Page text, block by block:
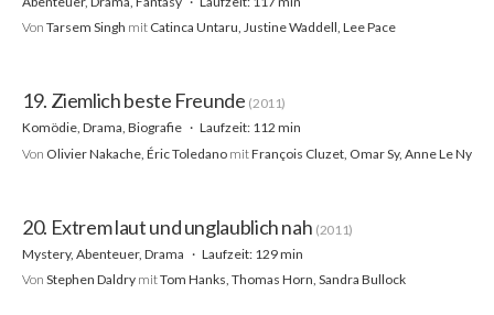
Von Tarsem Singh mit Catinca Untaru, Justine Waddell, Lee Pace
19. Ziemlich beste Freunde (2011)
Komödie, Drama, Biografie
Laufzeit: 112 min
Von Olivier Nakache, Éric Toledano mitFrançois Cluzet, Omar Sy, Anne Le Ny
20. Extrem laut und unglaublich nah (2011)
Mystery, Abenteuer, Drama
Laufzeit: 129 min
Von Stephen Daldry mitTom Hanks, Thomas Horn, Sandra Bullock